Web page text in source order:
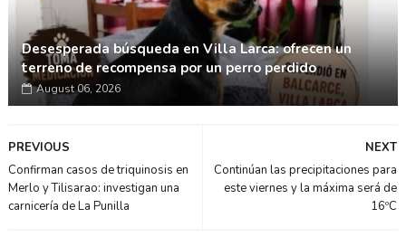
Desesperada búsqueda en Villa Larca: ofrecen un
terreno de recompensa por un perro perdido
August 06, 2026
NEXT
Continúan las precipitaciones para
este viernes y la máxima será de
16ºC
PREVIOUS
Confirman casos de triquinosis en
Merlo y Tilisarao: investigan una
carnicería de La Punilla